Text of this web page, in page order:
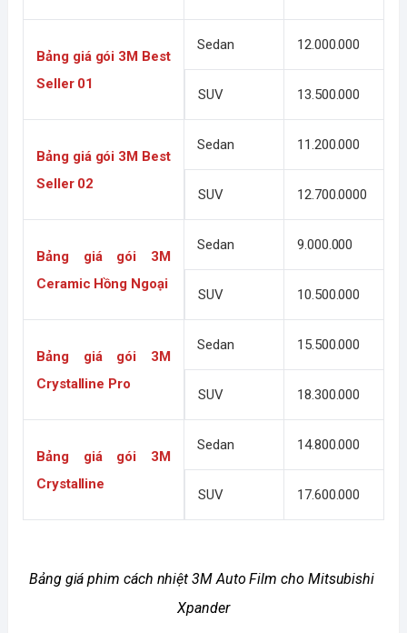
Bảng giá gói 3M Best
Seller 01
Sedan 12.000.000
SUV 13.500.000
Bảng giá gói 3M Best
Seller 02
Sedan 11.200.000
SUV 12.700.0000
Bảng giá gói 3M
Ceramic Hồng Ngoại
Sedan 9.000.000
SUV 10.500.000
Bảng giá gói 3M
Crystalline Pro
Sedan 15.500.000
SUV 18.300.000
Bảng giá gói 3M
Crystalline
Sedan 14.800.000
SUV 17.600.000
Bảng giá phim cách nhiệt 3M Auto Film cho Mitsubishi
Xpander